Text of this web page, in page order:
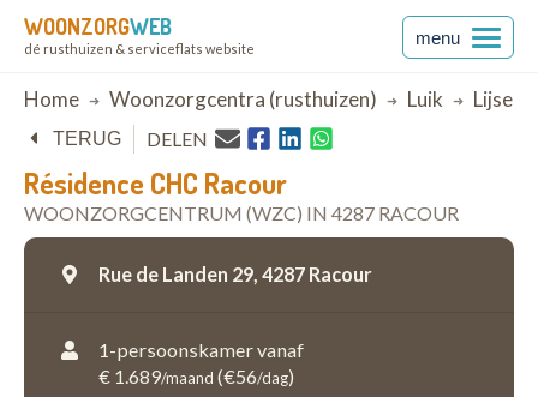
WOONZORGWEB
dé rusthuizen & serviceflats website
menu
Breadcrumb
Home Woonzorgcentra (rusthuizen) Luik Lijsem
Résidence CHC Racour
WOONZORGCENTRUM (WZC) IN 4287 RACOUR
TERUG DELEN
Rue de Landen 29, 4287 Racour
1-persoonskamer vanaf
€ 1.689/maand (€56/dag)